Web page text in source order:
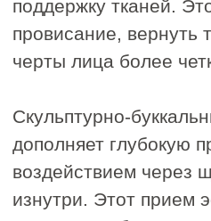
Погрузитесь
атмосферу